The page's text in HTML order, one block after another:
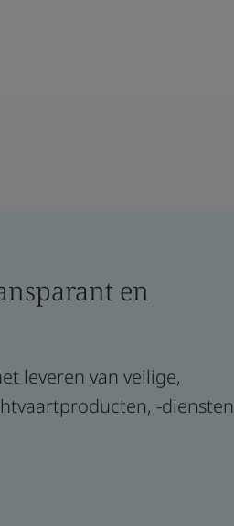
en
leveren van veilige,
-diensten